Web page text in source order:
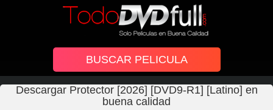
Descargar Protector [2026] [DVD9-R1] [Latino] en
buena calidad